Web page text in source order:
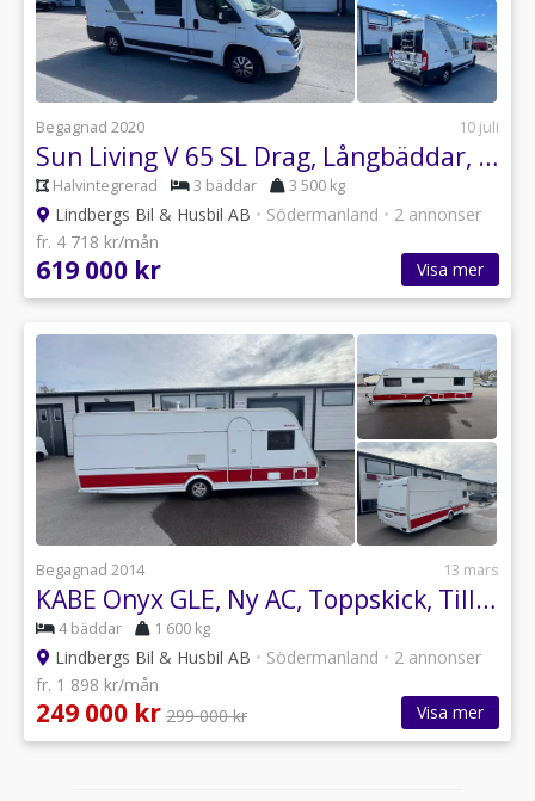
Begagnad 2020 10 juli
Sun Living V 65 SL Drag, Långbäddar, Solceller, mm
Halvintegrerad 3 bäddar 3 500 kg
Lindbergs Bil & Husbil AB • Södermanland • 2 annonser
fr. 4 718 kr/mån
619 000 kr Visa mer
Begagnad 2014 13 mars
KABE Onyx GLE, Ny AC, Toppskick, Tillfälle
4 bäddar 1 600 kg
Lindbergs Bil & Husbil AB • Södermanland • 2 annonser
fr. 1 898 kr/mån
249 000 kr 299 000 kr Visa mer